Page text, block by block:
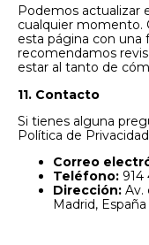
Podemos actualizar
cualquier momento.
esta página con una
recomendamos
estar al tanto de
11. Contacto
Si tienes alguna
Política de
Correo
Teléfono: 914
Dirección: Av.
Madrid, España